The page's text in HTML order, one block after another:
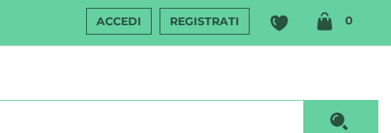
ACCEDI REGISTRATI 0